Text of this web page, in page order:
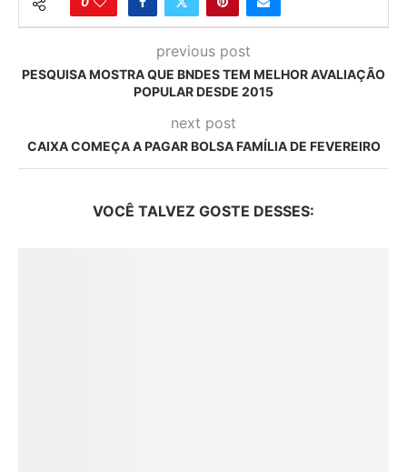
previous post
PESQUISA MOSTRA QUE BNDES TEM MELHOR AVALIAÇÃO
POPULAR DESDE 2015
next post
CAIXA COMEÇA A PAGAR BOLSA FAMÍLIA DE FEVEREIRO
VOCÊ TALVEZ GOSTE DESSES: